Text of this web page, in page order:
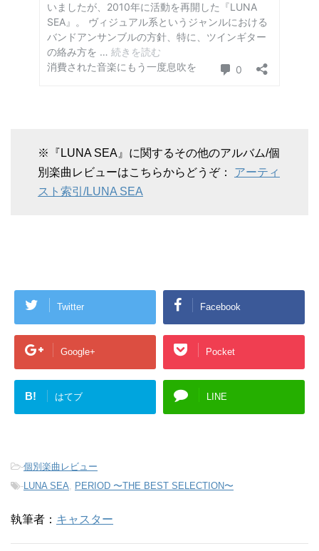
※『LUNA SEA』に関するその他のアルバム/個
別楽曲レビューはこちらからどうぞ： アーティ
スト索引/LUNA SEA
Twitter Facebook
Google+ Pocket
B! はてブ LINE
-個別楽曲レビュー
-LUNA SEA PERIOD 〜THE BEST SELECTION〜
執筆者： キャスター